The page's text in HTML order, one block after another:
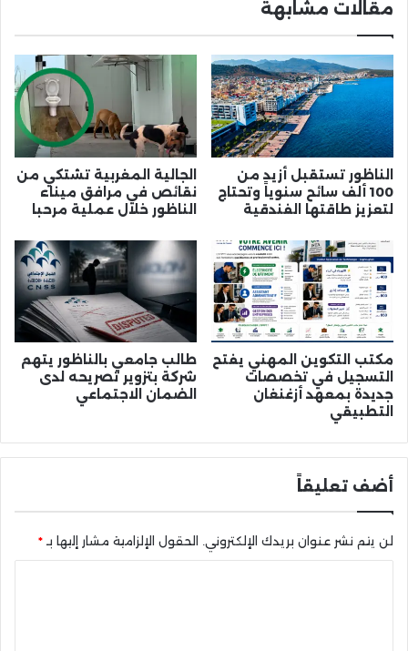
مقالات مشابهة
الناظور تستقبل أزيد من
100 ألف سائح سنوياً وتحتاج
لتعزيز طاقتها الفندقية
الجالية المغربية تشتكي من
نقائص في مرافق ميناء
الناظور خلال عملية مرحبا
مكتب التكوين المهني يفتح
التسجيل في تخصصات
جديدة بمعهد أزغنغان
التطبيقي
طالب جامعي بالناظور يتهم
شركة بتزوير تصريحه لدى
الضمان الاجتماعي
أضف تعليقاً
لن يتم نشر عنوان بريدك الإلكتروني. الحقول الإلزامية مشار إليها بـ*